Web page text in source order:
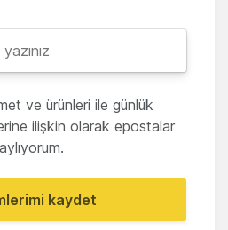
ve ürünleri ile günlük
ilişkin olarak epostalar
kaydet